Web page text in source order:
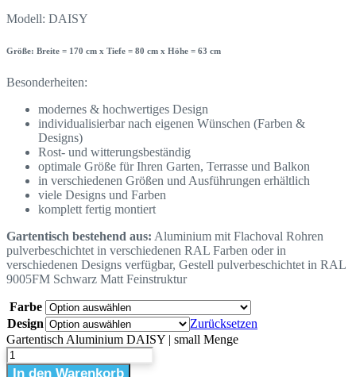
Modell: DAISY
Größe: Breite = 170 cm x Tiefe = 80 cm x Höhe = 63 cm
Besonderheiten:
modernes & hochwertiges Design
individualisierbar nach eigenen Wünschen (Farben &
Designs)
Rost- und witterungsbeständig
optimale Größe für Ihren Garten, Terrasse und Balkon
in verschiedenen Größen und Ausführungen erhältlich
viele Designs und Farben
komplett fertig montiert
Gartentisch bestehend aus: Aluminium mit Flachoval Rohren
pulverbeschichtet in verschiedenen RAL Farben oder in
verschiedenen Designs verfügbar, Gestell pulverbeschichtet in RAL
9005FM Schwarz Matt Feinstruktur
Farbe
Design
Zurücksetzen
Gartentisch Aluminium DAISY | small Menge
In den Warenkorb